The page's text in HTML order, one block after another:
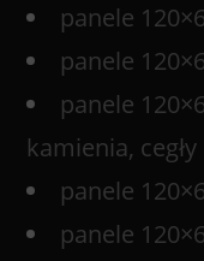
panele
panele
panele
kamienia, cegły
panele
panele